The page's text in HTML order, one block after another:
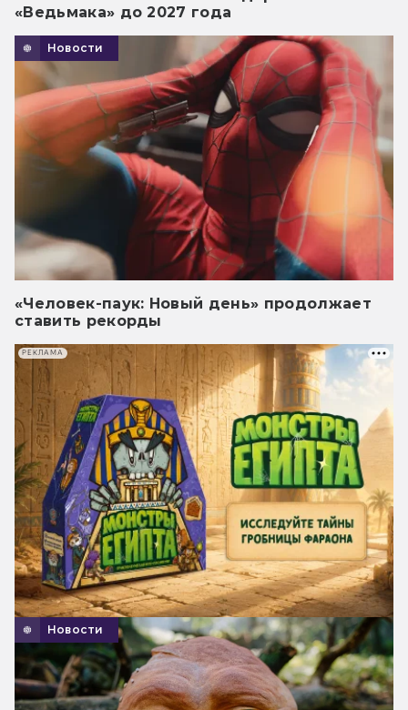
«Ведьмака» до 2027 года
Новости
«Человек-паук: Новый день» продолжает
ставить рекорды
Новости
РЕКЛАМА